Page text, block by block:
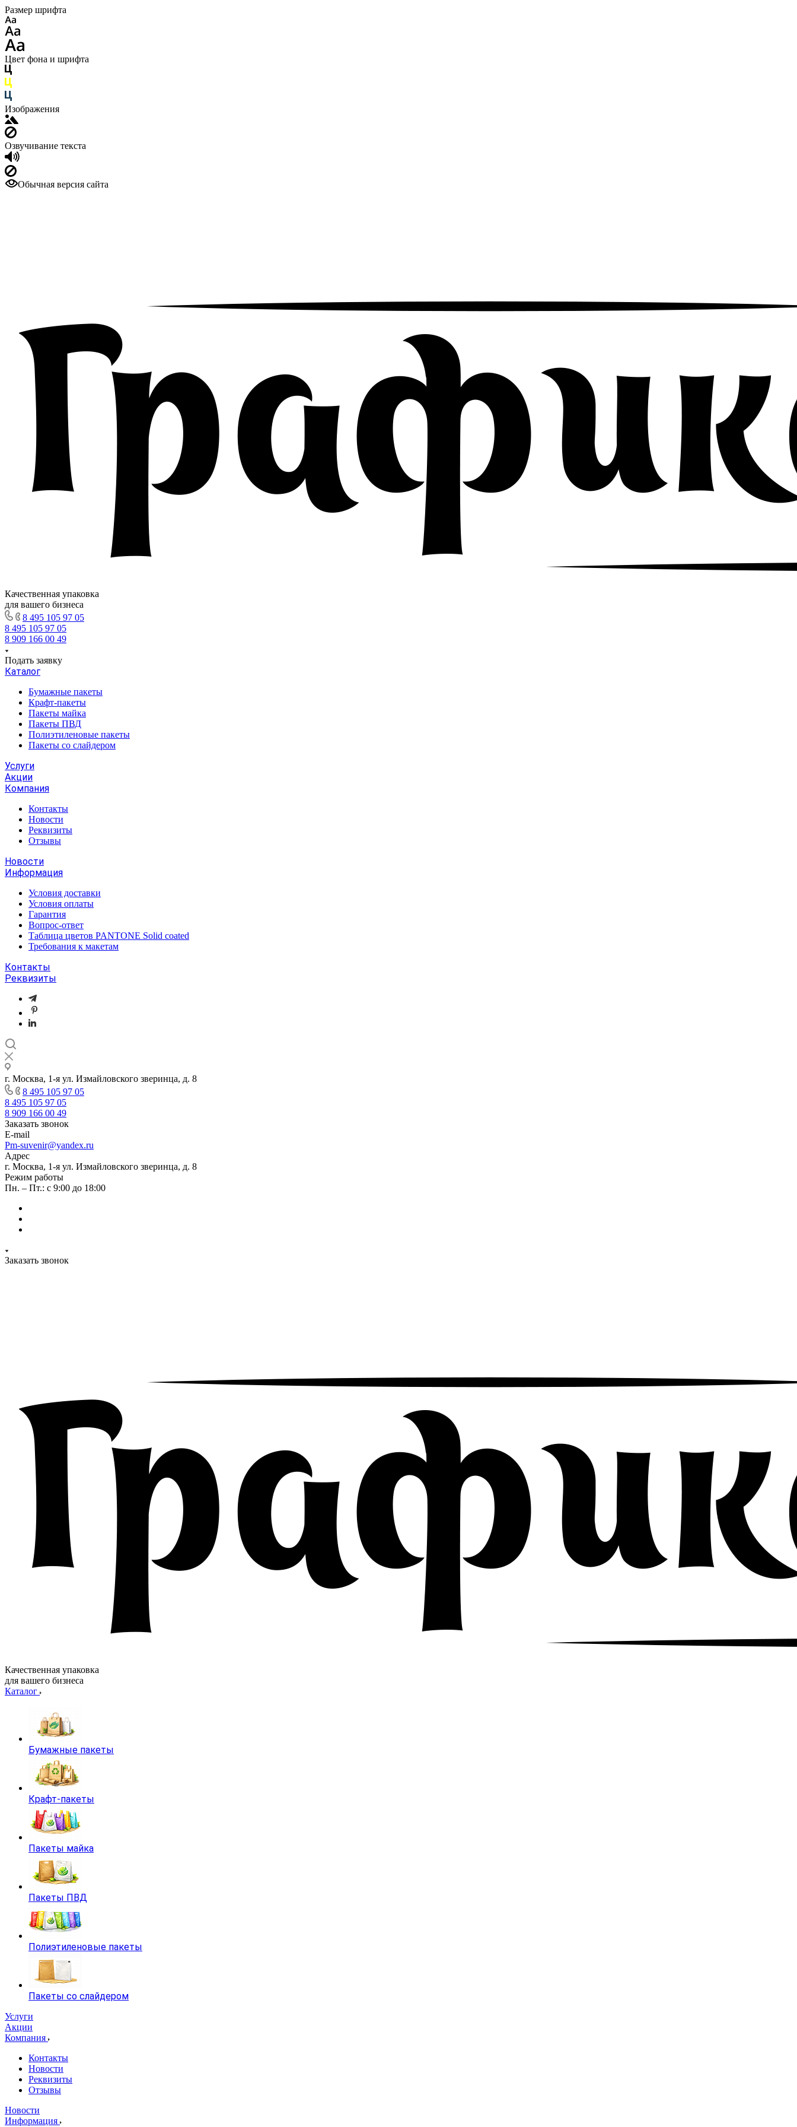
Размер шрифта
Цвет фона и шрифта
Изображения
Озвучивание текста
Обычная версия сайта
Качественная упаковка
для вашего бизнеса
8 495 105 97 05
8 495 105 97 05
8 909 166 00 49
Подать заявку
Каталог
Бумажные пакеты
Крафт-пакеты
Пакеты майка
Пакеты ПВД
Полиэтиленовые пакеты
Пакеты со слайдером
Услуги
Акции
Компания
Контакты
Новости
Реквизиты
Отзывы
Новости
Информация
Условия доставки
Условия оплаты
Гарантия
Вопрос-ответ
Таблица цветов PANTONE Solid coated
Требования к макетам
Контакты
Реквизиты
г. Москва, 1-я ул. Измайловского зверинца, д. 8
8 495 105 97 05
8 495 105 97 05
8 909 166 00 49
Заказать звонок
E-mail
Pm-suvenir@yandex.ru
Адрес
г. Москва, 1-я ул. Измайловского зверинца, д. 8
Режим работы
Пн. – Пт.: с 9:00 до 18:00
Заказать звонок
Качественная упаковка
для вашего бизнеса
Каталог
Бумажные пакеты
Крафт-пакеты
Пакеты майка
Пакеты ПВД
Полиэтиленовые пакеты
Пакеты со слайдером
Услуги
Акции
Компания
Контакты
Новости
Реквизиты
Отзывы
Новости
Информация